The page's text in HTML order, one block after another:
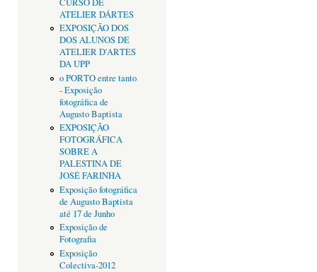
ATELIER DÁRTES
EXPOSIÇÃO DOS
DOS ALUNOS DE
ATELIER D'ARTES
DA UPP
o PORTO entre tanto
- Exposição
fotográfica de
Augusto Baptista
EXPOSIÇÃO
FOTOGRÁFICA
SOBRE A
PALESTINA DE
JOSÉ FARINHA
Exposição fotográfica
de Augusto Baptista
até 17 de Junho
Exposição de
Fotografia
Exposição
Colectiva-2012